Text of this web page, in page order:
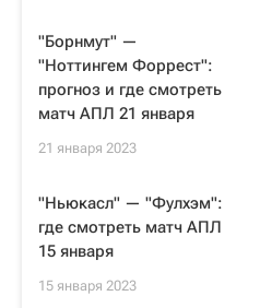
"Борнмут" —
"Ноттингем Форрест":
прогноз и где смотреть
матч АПЛ 21 января
21 января 2023
"Ньюкасл" — "Фулхэм":
где смотреть матч АПЛ
15 января
15 января 2023